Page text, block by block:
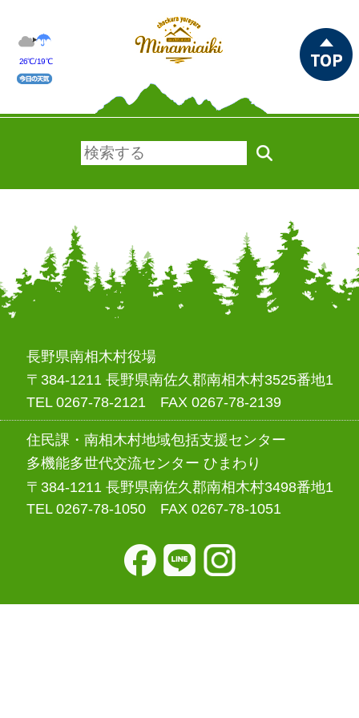
26℃/19℃
長野県南相木村役場
〒384-1211 長野県南佐久郡南相木村3525番地1
TEL 0267-78-2121 FAX 0267-78-2139
住民課・南相木村地域包括支援センター
多機能多世代交流センター ひまわり
〒384-1211 長野県南佐久郡南相木村3498番地1
TEL 0267-78-1050 FAX 0267-78-1051